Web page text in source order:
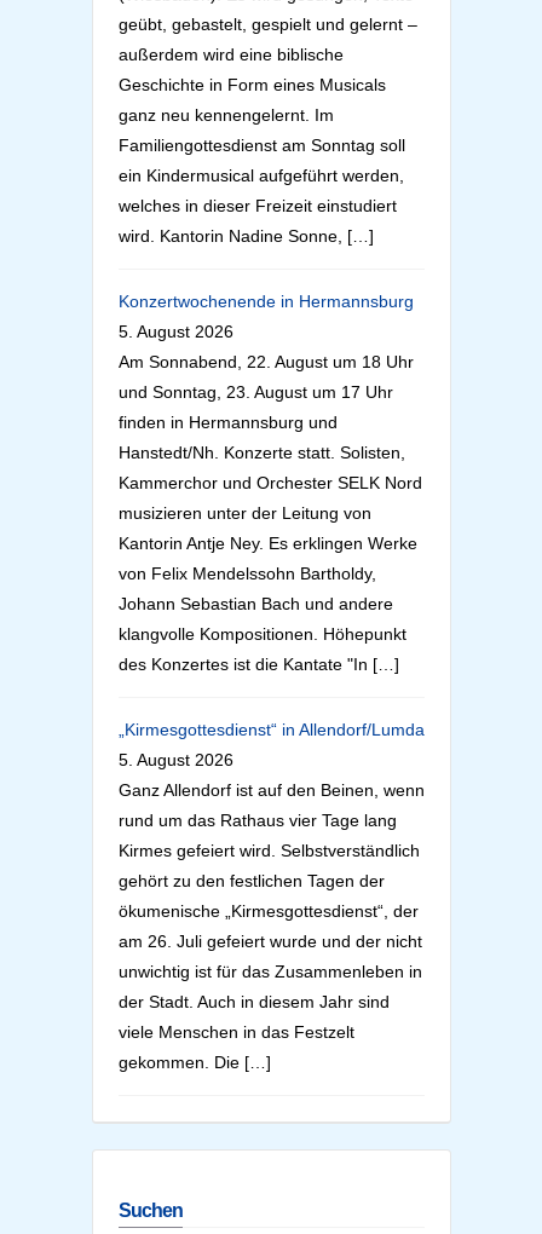
geübt, gebastelt, gespielt und gelernt –
außerdem wird eine biblische
Geschichte in Form eines Musicals
ganz neu kennengelernt. Im
Familiengottesdienst am Sonntag soll
ein Kindermusical aufgeführt werden,
welches in dieser Freizeit einstudiert
wird. Kantorin Nadine Sonne, […]
Konzertwochenende in Hermannsburg
5. August 2026
Am Sonnabend, 22. August um 18 Uhr
und Sonntag, 23. August um 17 Uhr
finden in Hermannsburg und
Hanstedt/Nh. Konzerte statt. Solisten,
Kammerchor und Orchester SELK Nord
musizieren unter der Leitung von
Kantorin Antje Ney. Es erklingen Werke
von Felix Mendelssohn Bartholdy,
Johann Sebastian Bach und andere
klangvolle Kompositionen. Höhepunkt
des Konzertes ist die Kantate "In […]
„Kirmesgottesdienst“ in Allendorf/Lumda
5. August 2026
Ganz Allendorf ist auf den Beinen, wenn
rund um das Rathaus vier Tage lang
Kirmes gefeiert wird. Selbstverständlich
gehört zu den festlichen Tagen der
ökumenische „Kirmesgottesdienst“, der
am 26. Juli gefeiert wurde und der nicht
unwichtig ist für das Zusammenleben in
der Stadt. Auch in diesem Jahr sind
viele Menschen in das Festzelt
gekommen. Die […]
Suchen